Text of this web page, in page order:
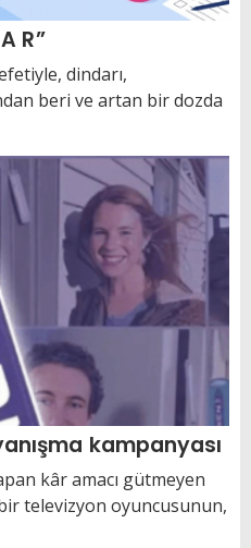
A R”
dindarı,
beri ve artan bir dozda
kampanyası
kâr amacı gütmeyen
televizyon oyuncusunun,